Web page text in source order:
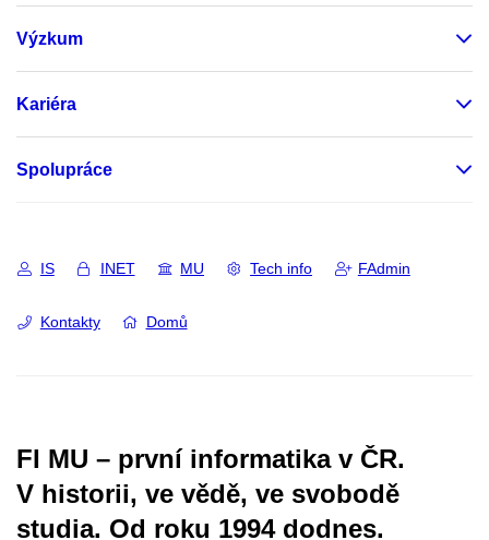
Výzkum
Kariéra
Spolupráce
IS INET MU Tech info FAdmin
Kontakty Domů
FI MU – první informatika v ČR.
V historii, ve vědě, ve svobodě
studia. Od roku 1994 dodnes.